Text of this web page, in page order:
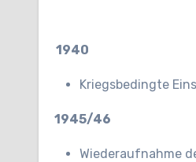
1940
Kriegsbedingte
1945/46
Wiederaufnahme